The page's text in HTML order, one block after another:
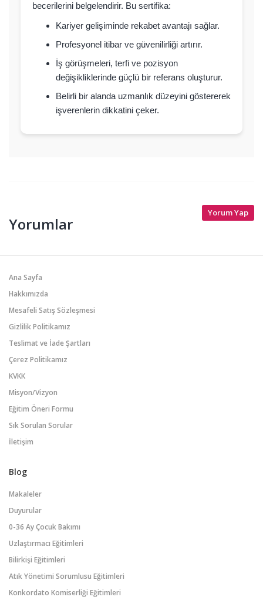
becerilerini belgelendirir. Bu sertifika:
Kariyer gelişiminde rekabet avantajı sağlar.
Profesyonel itibar ve güvenilirliği artırır.
İş görüşmeleri, terfi ve pozisyon
değişikliklerinde güçlü bir referans oluşturur.
Belirli bir alanda uzmanlık düzeyini göstererek
işverenlerin dikkatini çeker.
Yorumlar
Yorum Yap
Ana Sayfa
Hakkımızda
Mesafeli Satış Sözleşmesi
Gizlilik Politikamız
Teslimat ve İade Şartları
Çerez Politikamız
KVKK
Misyon/Vizyon
Eğitim Öneri Formu
Sık Sorulan Sorular
İletişim
Blog
Makaleler
Duyurular
0-36 Ay Çocuk Bakımı
Uzlaştırmacı Eğitimleri
Bilirkişi Eğitimleri
Atık Yönetimi Sorumlusu Eğitimleri
Konkordato Komiserliği Eğitimleri